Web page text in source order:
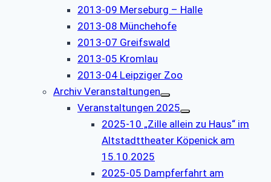
2013-09 Merseburg – Halle
2013-08 Münchehofe
2013-07 Greifswald
2013-05 Kromlau
2013-04 Leipziger Zoo
Archiv Veranstaltungen
Veranstaltungen 2025
2025-10 „Zille allein zu Haus“ im
Altstadttheater Köpenick am
15.10.2025
2025-05 Dampferfahrt am